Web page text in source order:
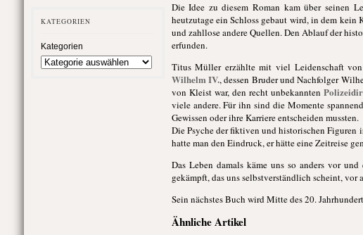
KATEGORIEN
Kategorien
Die Idee zu diesem Roman kam über seinen
heutzutage ein Schloss gebaut wird, in dem kein
und zahllose andere Quellen. Den Ablauf der
erfunden.
Titus Müller erzählte mit viel Leidenschaft
Wilhelm IV., dessen Bruder und Nachfolger
von Kleist war, den recht unbekannten
viele andere. Für ihn sind die Momente
Gewissen oder ihre Karriere entscheiden mussten.
Die Psyche der fiktiven und historischen Figuren
hatte man den Eindruck, er hätte eine Zeitreise
Das Leben damals käme uns so anders vor
gekämpft, das uns selbstverständlich scheint,
Sein nächstes Buch wird Mitte des 20.
Ähnliche Artikel